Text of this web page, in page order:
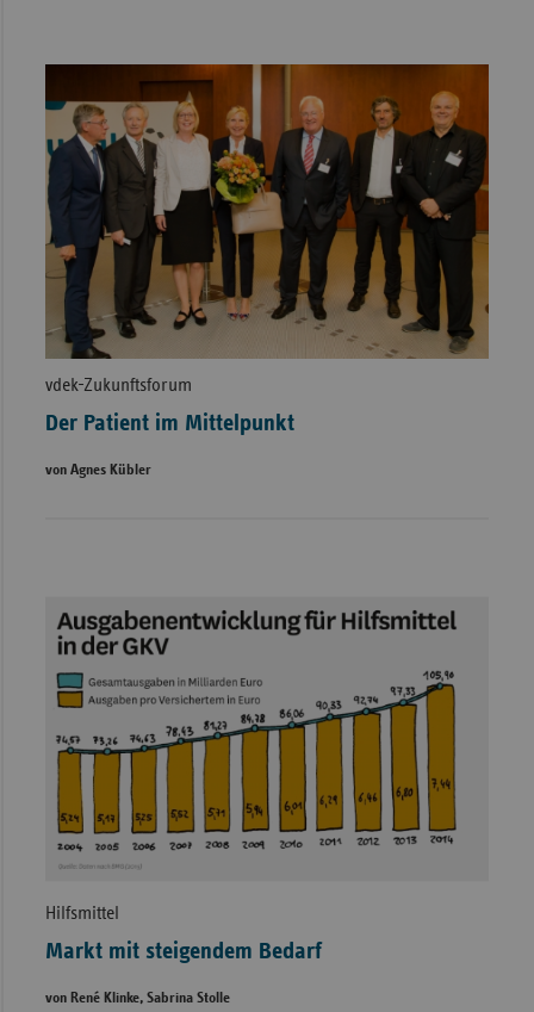
vdek-Zukunftsforum
Der Patient im Mittelpunkt
von Agnes Kübler
Hilfsmittel
Markt mit steigendem Bedarf
von René Klinke, Sabrina Stolle